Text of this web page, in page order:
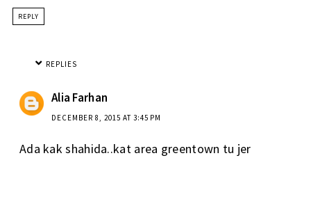
REPLY
REPLIES
Alia Farhan
DECEMBER 8, 2015 AT 3:45 PM
Ada kak shahida..kat area greentown tu jer